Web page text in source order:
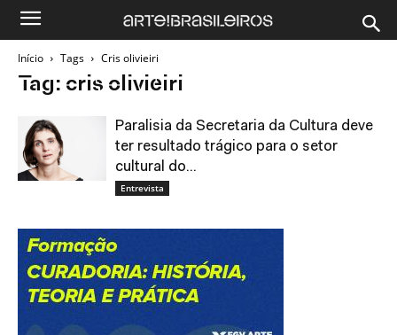
Início Tags Cris olivieiri
Tag: cris olivieiri
Paralisia da Secretaria da Cultura deve
ter resultado trágico para o setor
cultural do...
Entrevista